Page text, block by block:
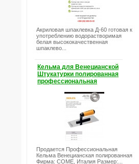
Акриловая шпаклевка Д-60 готовая к
употреблению водорастворимая
белая высококачественная
шпаклево...
Кельма для Венецианской
Штукатурки полированная
профессиональная
Продается Профессиональная
Кельма Венецианская полированная
Фирма: COME, Италия Размер:...